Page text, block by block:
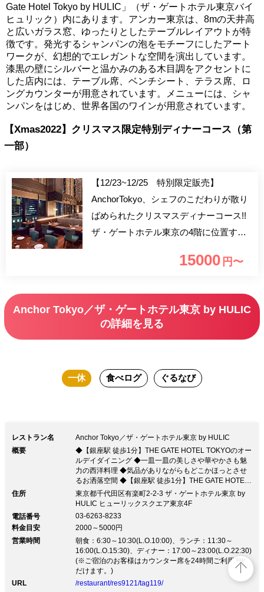
Gate Hotel Tokyo by HULIC」（ザ・ゲートホテル東京バイ
ヒュリック）内にあります。アンカー東京は、8mの天井高
と広いガラス窓、ゆったりとしたテーブルレイアウトが特
徴です。発光するシャンパンの泡をモチーフにしたアート
ワークが、幻想的でエレガントな空間を演出しています。
漆黒の壁にシルバーと温かみのある木目調をアクセントに
した店内には、テーブル席、ベンチシート、テラス席、ロ
ングカウンターが用意されています。メニューには、シャ
ンパンをはじめ、世界各国のワインが用意されています。
【Xmas2022】クリスマス限定特別ディナーコース（第
一部）
【12/23~12/25 特別限定販売】
AnchorTokyo、シェフのこだわりが散り
ばめられたクリスマスディナーコース!!
ザ・ゲートホテル東京の4階に位置する
敵なクリスマスをお過ごし下さいませ。
15000 円〜
Anchor Tokyo／ザ・ゲートホテル東京 by HULIC
の詳細を見る
一休 食べログ ぐるなび
レストラン名
Anchor Tokyo／ザ・ゲートホテル東京 by HULIC
概要
◆【銀座駅 徒歩1分】THE GATE HOTEL TOKYOのオー
ルデイダイニング ◆一皿一皿の美しさや華やかさも魅
力の西洋料理 ◆気品がありながらもどこかほっとさせ
るお洒落空間 ◆【銀座駅 徒歩1分】THE GATE HOTEL
TOKYOのオールデイダイニング ◆一皿一皿の美しさや
華やかさも魅力の西洋料理 ◆気品がありながらもどこ
界の銘酒やグラスワインとともに酔いしれる…。 西洋
料理をベースにしたお料理が楽しめる《オールデイダイ
ニング》。 妥協のない素材選びと確かな料理法から生
み出されるお料理は、 目で見ても楽しめる美食揃いで
す。 ■ 料理 ■ ・シャルキュトリー ～ソムリエのおつま
み～ … 1,850円（税込） ┗ワイン片手にちょっとおつ
まみが欲しい際にオススメの一品です。 ゆったりと過
住所
東京都千代田区有楽町2-2-3 ザ・ゲートホテル東京 by
HULIC ヒューリックスクエア東京4F
電話番号
03-6263-8233
料金目安
2000～5000円
営業時間
朝食：6:30～10:30(L.O.10:00)、ランチ：11:30～
16:00(L.O.15:30)、ディナー：17:00～23:00(L.O.22:30)
(※ご宿泊のお客様はカウンター席を24時間ご利用いた
だけます。)
URL
/restaurant/res9121/tag119/
top